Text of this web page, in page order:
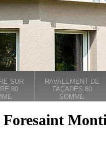
SUR
80
RAVALEMENT DE
FAÇADES 80
SOMME